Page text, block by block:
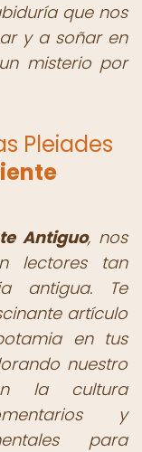
que nos
y a soñar en
misterio por
Pleiades
Antiguo, nos
lectores tan
antigua. Te
artículo
en tus
nuestro
la cultura
y
para